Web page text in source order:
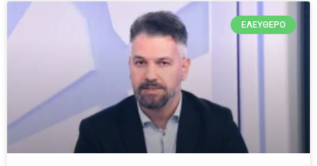
ΕΛΕΎΘΕΡΟ